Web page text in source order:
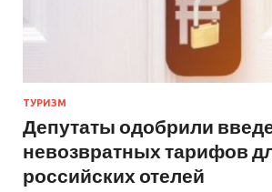
ТУРИЗМ
Депутаты одобрили
невозвратных тарифов
российских отелей